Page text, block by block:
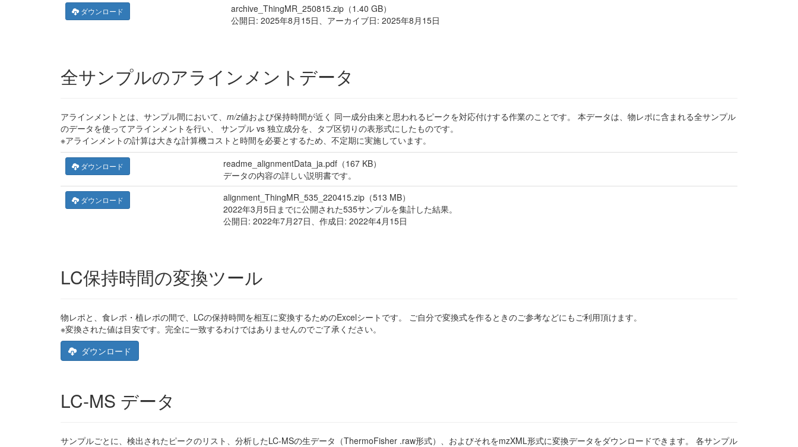
ダウンロード
archive_ThingMR_250815.zip（1.40 GB）
公開日: 2025年8月15日、アーカイブ日: 2025年8月15日
全サンプルのアラインメントデータ
アラインメントとは、サンプル間において、 m/z値および保持時間が近く 同一成分由来と思われるピークを対応付けする作業のことです。 本データは、物レポに含まれる全サンプル
のデータを使ってアラインメントを行い、 サンプル vs 独立成分を、タブ区切りの表形式にしたものです。
※アラインメントの計算は大きな計算機コストと時間を必要とするため、不定期に実施しています。
ダウンロード
readme_alignmentData_ja.pdf（167 KB）
データの内容の詳しい説明書です。
ダウンロード
alignment_ThingMR_535_220415.zip（513 MB）
2022年3月5日までに公開された535サンプルを集計した結果。
公開日: 2022年7月27日、作成日: 2022年4月15日
LC保持時間の変換ツール
物レポと、食レポ・植レポの間で、LCの保持時間を相互に変換するためのExcelシートです。 ご自分で変換式を作るときのご参考などにもご利用頂けます。
※変換された値は目安です。完全に一致するわけではありませんのでご了承ください。
ダウンロード
LC-MS データ
サンプルごとに、検出されたピークのリスト、分析したLC-MSの生データ（ThermoFisher .raw形式）、およびそれをmzXML形式に変換データをダウンロードできます。 各サンプル